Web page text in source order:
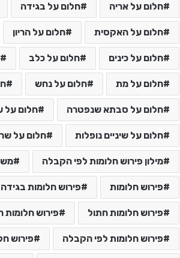
חלום על אריה חלום על בגידה
חלום על האקסית חלום על הריון
חלום על כינים חלום על כלב
חלום על מת חלום על נחש
חלום על סבתא שנפטרה חלום על
חלום על שיניים נופלות חלום על
מילון פירוש חלומות לפי הקבלה
פירוש חלומות פירוש חלומות בגידה
פירוש חלומות חתול פירוש חלומות
פירוש חלומות לפי הקבלה פירוש